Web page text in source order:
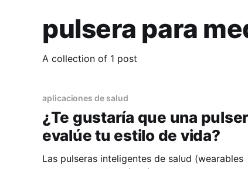
pulsera para
A collection of 1 post
aplicaciones de salud
¿Te gustaría que una
evalúe tu estilo de vida?
Las pulseras inteligentes de salud (wearables